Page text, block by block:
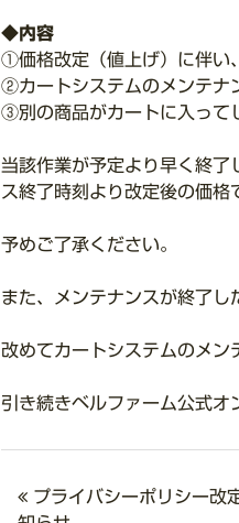
◆内容
①価格改定（値上げ）に伴い
②カートシステムのメンテナ
③別の商品がカートに入って
当該作業が予定より早く終
ス終了時刻より改定後の価格
予めご了承ください。
また、メンテナンスが終了し
改めてカートシステムのメン
引き続きベルファーム公式オ
プライバシーポリシー改